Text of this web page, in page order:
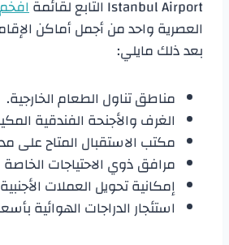
Istanbul Airport التابع لقائمة
العصرية واحد من أجمل أماكن
بعد ذلك مايلي:
مناطق تناول الطعام الخارجية.
الغرف والأجنحة الفندقية
مكتب الاستقبال المتاح على
مرافق ذوي الاحتياجات
إمكانية تحويل العملات
استئجار الدراجات الهوائية